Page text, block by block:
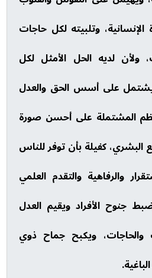
الإنسانية، وتلبيته لكل حاجات
ولأن لديه الحل الأمثل لكل
يشتمل على أسس الحق والعدل
المشتملة على أحسن صورة
البشري، كفيلة بأن توفر للناس
والرفاهية والتقدم العلمي
جنوح الأفراد ويقيم العدل
ويكبح جماح ذوي